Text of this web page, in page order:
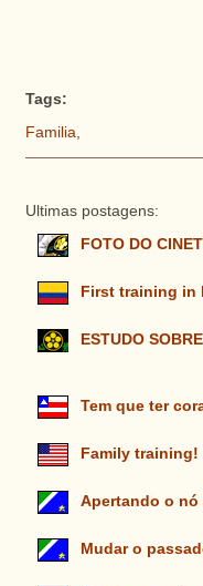
Tags:
Familia
Ultimas postagens:
FOTO DO
First training in
ESTUDO
Tem que ter
Family training!
Apertando o nó
Mudar o